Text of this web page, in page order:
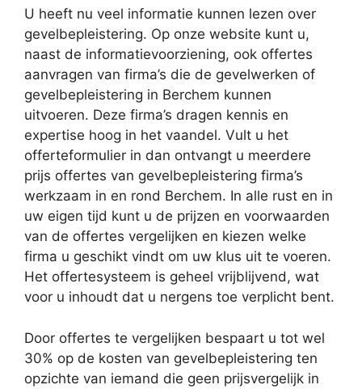
U heeft nu veel informatie kunnen lezen over
gevelbepleistering. Op onze website kunt u,
naast de informatievoorziening, ook offertes
aanvragen van firma’s die de gevelwerken of
gevelbepleistering in Berchem kunnen
uitvoeren. Deze firma’s dragen kennis en
expertise hoog in het vaandel. Vult u het
offerteformulier in dan ontvangt u meerdere
prijs offertes van gevelbepleistering firma’s
werkzaam in en rond Berchem. In alle rust en in
uw eigen tijd kunt u de prijzen en voorwaarden
van de offertes vergelijken en kiezen welke
firma u geschikt vindt om uw klus uit te voeren.
Het offertesysteem is geheel vrijblijvend, wat
voor u inhoudt dat u nergens toe verplicht bent.
Door offertes te vergelijken bespaart u tot wel
30% op de kosten van gevelbepleistering ten
opzichte van iemand die geen prijsvergelijk in